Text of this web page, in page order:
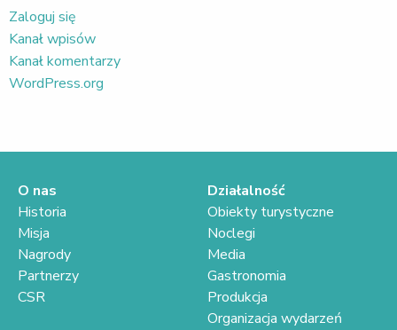
Zaloguj się
Kanał wpisów
Kanał komentarzy
WordPress.org
O nas
Historia
Misja
Nagrody
Partnerzy
CSR
Działalność
Obiekty turystyczne
Noclegi
Media
Gastronomia
Produkcja
Organizacja wydarzeń